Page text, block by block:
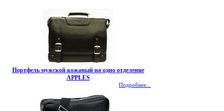
Портфель мужской кожаный на одно отделение
APPLES
Подробнее...